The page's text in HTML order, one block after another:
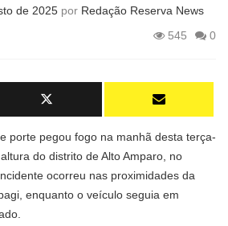
de 2025 por Redação Reserva News
545
0
porte pegou fogo na manhã desta terça-
do distrito de Alto Amparo, no
ocorreu nas proximidades da
enquanto o veículo seguia em